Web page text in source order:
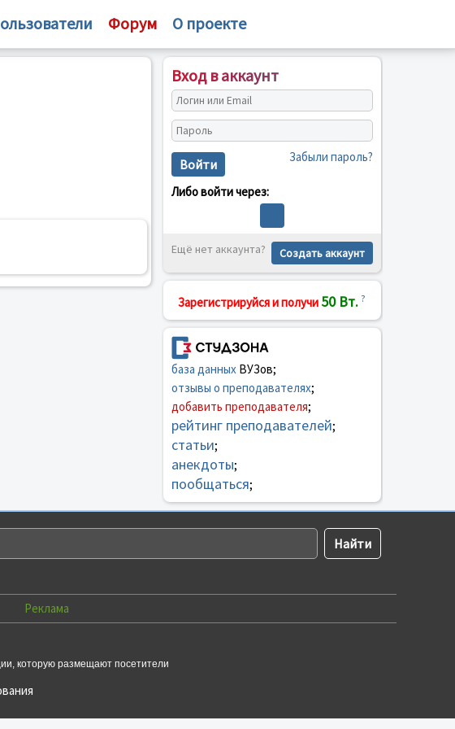
Форум О проекте
Вход в аккаунт
Войти Забыли пароль?
Либо войти через:
Ещё нет аккаунта? Создать аккаунт
Зарегистрируйся и получи 50 Вт. ?
база данныхВУЗов;
отзывы о преподавателях;
добавить преподавателя;
рейтинг преподавателей;
статьи;
анекдоты;
пообщаться;
Реклама
которую размещают посетители